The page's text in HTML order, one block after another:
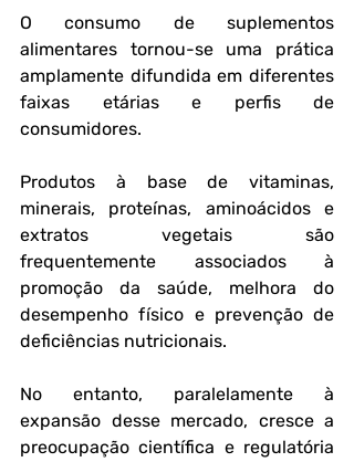
O consumo de suplementos
alimentares tornou-se uma prática
amplamente difundida em diferentes
faixas etárias e perfis de
consumidores.
Produtos à base de vitaminas,
minerais, proteínas, aminoácidos e
extratos vegetais são
frequentemente associados à
promoção da saúde, melhora do
desempenho físico e prevenção de
deficiências nutricionais.
No entanto, paralelamente à
expansão desse mercado, cresce a
preocupação científica e regulatória